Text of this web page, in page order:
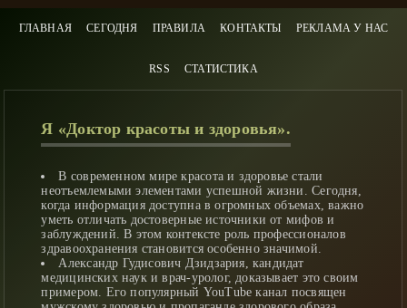
ГЛАВНАЯ СЕГОДНЯ ПРАВИЛА КОНТАКТЫ РЕКЛАМА У НАС
RSS СТАТИСТИКА
Я «Доктор красоты и здоровья».
В современном мире красота и здоровье стали
неотъемлемыми элементами успешной жизни. Сегодня,
когда информация доступна в огромных объемах, важно
уметь отличать достоверные источники от мифов и
заблуждений. В этом контексте роль профессионалов
здравоохранения становится особенно значимой.
Александр Гудисович Дзидзария, кандидат
медицинских наук и врач-уролог, доказывает это своим
примером. Его популярный YouTube канал посвящен